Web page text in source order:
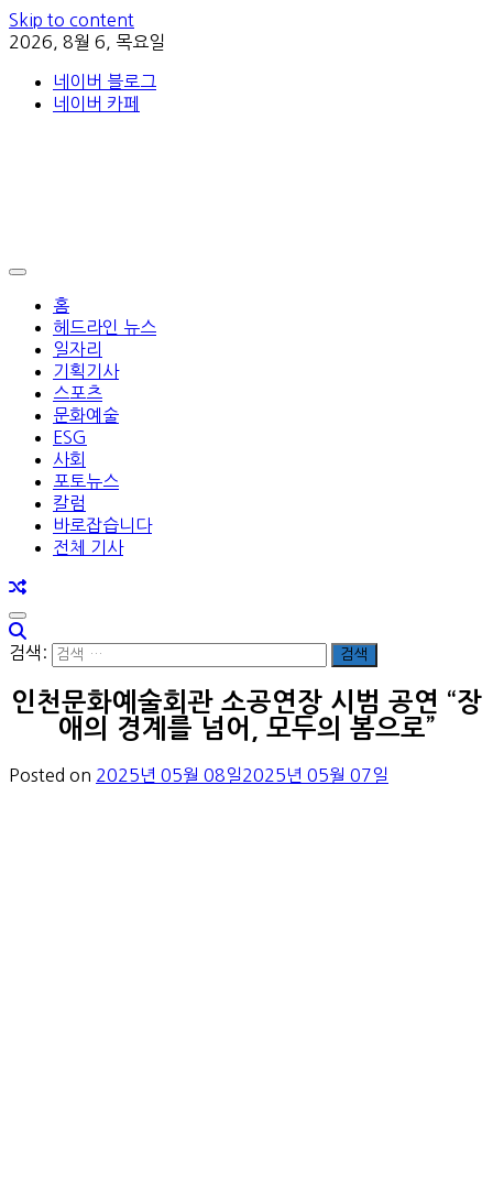
Skip to content
2026, 8월 6, 목요일
네이버 블로그
네이버 카페
홈
헤드라인 뉴스
일자리
기획기사
스포츠
문화예술
ESG
사회
포토뉴스
칼럼
바로잡습니다
전체 기사
검색:
인천문화예술회관 소공연장 시범 공연 “장
애의 경계를 넘어, 모두의 봄으로”
Posted on 2025년 05월 08일2025년 05월 07일